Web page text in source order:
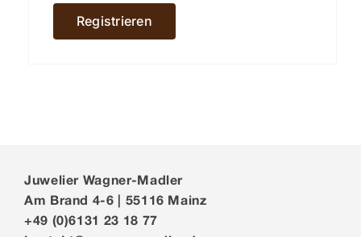
Registrieren
Juwelier Wagner-Madler
Am Brand 4-6 | 55116 Mainz
+49 (0)6131 23 18 77